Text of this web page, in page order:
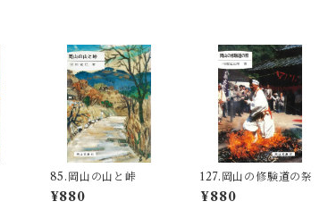
85.岡山の山と峠
¥880
127.岡山の修験道の祭
¥880